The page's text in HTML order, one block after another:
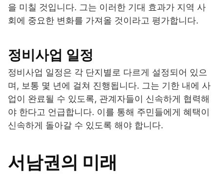
을 미칠 것입니다. 그는 이러한 기대 효과가 지역 사
회에 중요한 변화를 가져올 것이라고 평가합니다.
정비사업 일정
정비사업 일정은 각 단지별로 다르게 설정되어 있으
며, 보통 몇 년에 걸쳐 진행됩니다. 그는 기한 내에 사
업이 완료될 수 있도록, 관계자들이 신속하게 협력해
야 한다고 언급합니다. 이를 통해 주민들에게 혜택이
신속하게 돌아갈 수 있도록 해야 합니다.
서남권의 미래